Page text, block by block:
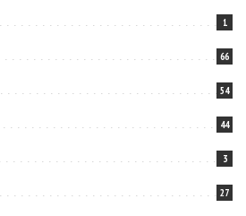
1
66
54
44
3
27